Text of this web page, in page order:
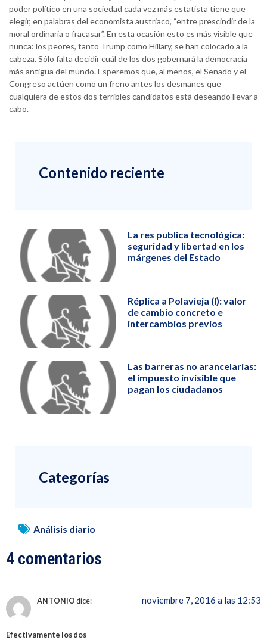
poder político en una sociedad cada vez más estatista tiene que
elegir, en palabras del economista austriaco, “entre prescindir de la
moral ordinaria o fracasar”. En esta ocasión esto es más visible que
nunca: los peores, tanto Trump como Hillary, se han colocado a la
cabeza. Sólo falta decidir cuál de los dos gobernará la democracia
más antigua del mundo. Esperemos que, al menos, el Senado y el
Congreso actúen como un freno antes los desmanes que
cualquiera de estos dos terribles candidatos está deseando llevar a
cabo.
Contenido reciente
La res publica tecnológica:
seguridad y libertad en los
márgenes del Estado
Réplica a Polavieja (I): valor
de cambio concreto e
intercambios previos
Las barreras no arancelarias:
el impuesto invisible que
pagan los ciudadanos
Categorías
Análisis diario
4 comentarios
ANTONIO dice: noviembre 7, 2016 a las 12:53
Efectivamente los dos